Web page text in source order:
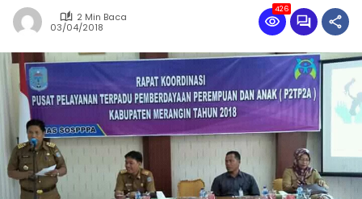
2 Min Baca
03/04/2018
426